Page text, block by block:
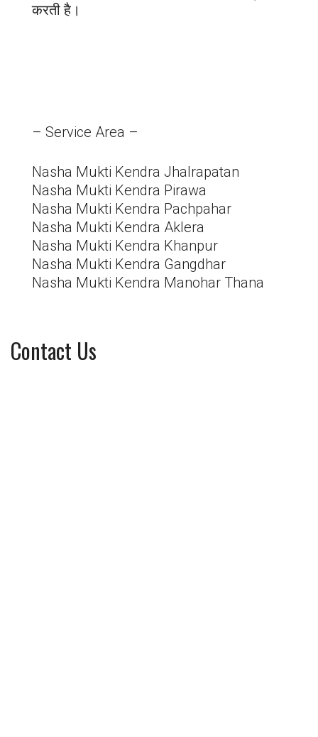
करती है।
– Service Area –
Nasha Mukti Kendra Jhalrapatan
Nasha Mukti Kendra Pirawa
Nasha Mukti Kendra Pachpahar
Nasha Mukti Kendra Aklera
Nasha Mukti Kendra Khanpur
Nasha Mukti Kendra Gangdhar
Nasha Mukti Kendra Manohar Thana
Contact Us